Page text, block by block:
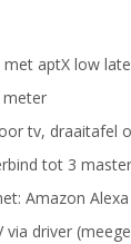
aptX low
meter
tv, draaitafel
tot 3
Amazon
via driver